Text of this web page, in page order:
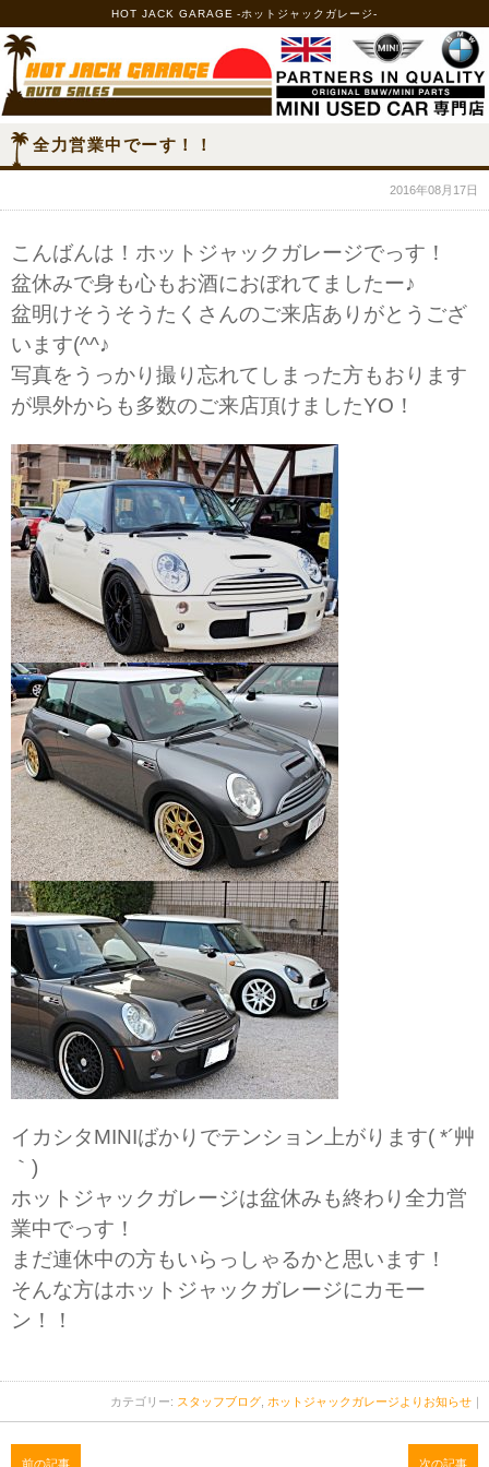
HOT JACK GARAGE -ホットジャックガレージ-
全力営業中でーす！！
2016年08月17日
こんばんは！ホットジャックガレージでっす！
盆休みで身も心もお酒におぼれてましたー♪
盆明けそうそうたくさんのご来店ありがとうござ
います(^^♪
写真をうっかり撮り忘れてしまった方もおります
が県外からも多数のご来店頂けましたYO！
イカシタMINIばかりでテンション上がります( *´艸
｀)
ホットジャックガレージは盆休みも終わり全力営
業中でっす！
まだ連休中の方もいらっしゃるかと思います！
そんな方はホットジャックガレージにカモー
ン！！
カテゴリー: スタッフブログ ホットジャックガレージよりお知らせ ｜
前の記事 次の記事